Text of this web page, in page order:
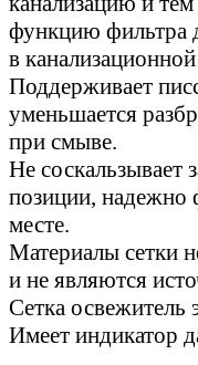
функцию фильтра
в
Поддерживает
уменьшается
при смыве.
Не соскальзывает
позиции, надежно
месте.
Материалы сетки
и не являются
Сетка освежитель
Имеет индикатор